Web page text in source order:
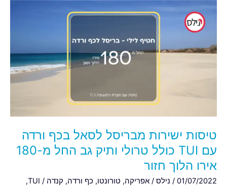
טיסות ישירות מבריסל לסאל בכף ורדה
עם TUI כולל טרולי ותיק גב החל מ-180
אירו הלוך חזור
01/07/2022
/ נילס / אפריקה, טורונטו, כף ורדה, קנדה /
TUI
,
טיסות
ישירות
מבריסל
לסאל
בכף
טרולי
גב
החל
מ-180
אירו